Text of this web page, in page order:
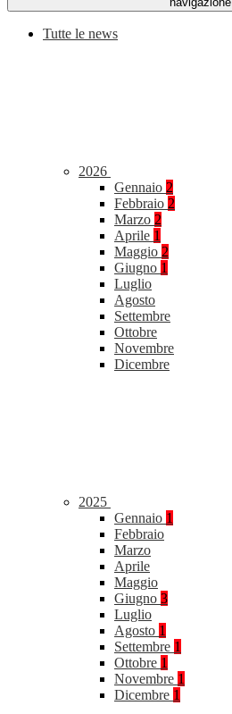
Tutte le news
2026
Gennaio 2
Febbraio 2
Marzo 2
Aprile 1
Maggio 2
Giugno 1
Luglio
Agosto
Settembre
Ottobre
Novembre
Dicembre
2025
Gennaio 1
Febbraio
Marzo
Aprile
Maggio
Giugno 3
Luglio
Agosto 1
Settembre 1
Ottobre 1
Novembre 1
Dicembre 1